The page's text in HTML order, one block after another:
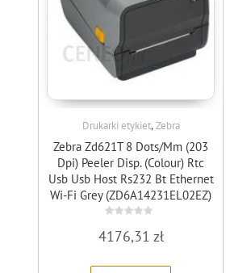
Drukarki etykiet,Zebra
Zebra Zd621T 8 Dots/Mm (203
Dpi) Peeler Disp. (Colour) Rtc
Usb Usb Host Rs232 Bt Ethernet
Wi-Fi Grey (ZD6A14231EL02EZ)
0
out
5
4176,31 zł